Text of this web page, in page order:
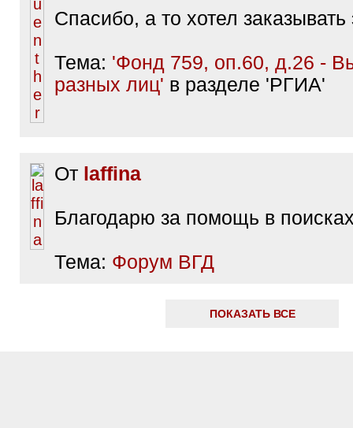
Спасибо, а то хотел заказывать
Тема: 'Фонд 759, оп.60, д.26 -
разных лиц' в разделе 'РГИА'
От laffina
Благодарю за помощь в
Тема: Форум ВГД
ПОКАЗАТЬ ВСЕ